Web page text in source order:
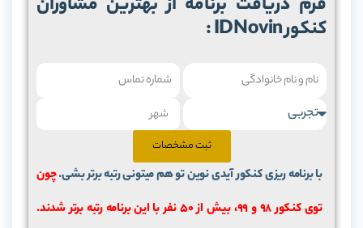
کنکور IDNovin :
ثبت مشخصات
با برنامه ریزی کنکور آیدی نوین تو هم میتونی رتبه برتر بشی.چون
توی کنکور 98 و 99، بیش از ۵۰ نفر با این برنامه رتبه برتر شدند.